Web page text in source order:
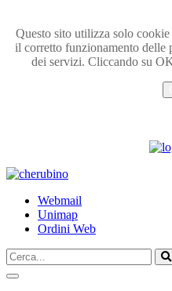
Questo sito utilizza solo
il corretto funzionamento delle
dei servizi. Cliccando su
Webmail
Unimap
Ordini Web
Cerca...